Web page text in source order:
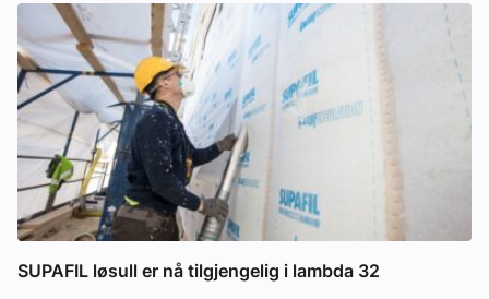
SUPAFIL løsull er nå tilgjengelig i lambda 32